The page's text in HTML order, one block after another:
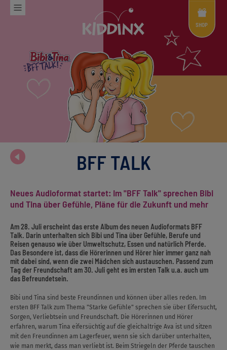
Menü
SHOP
BFF TALK
Neues Audioformat startet: Im "BFF Talk" sprechen Bibi
und Tina über Gefühle, Pläne für die Zukunft und mehr
Am 28. Juli erscheint das erste Album des neuen Audioformats BFF
Talk. Darin unterhalten sich Bibi und Tina über Gefühle, Berufe und
Reisen genauso wie über Umweltschutz, Essen und natürlich Pferde.
Das Besondere ist, dass die Hörerinnen und Hörer hier immer ganz nah
mit dabei sind, wenn die zwei Mädchen sich austauschen. Passend zum
Tag der Freundschaft am 30. Juli geht es im ersten Talk u.a. auch um
das Befreundetsein.
Bibi und Tina sind beste Freundinnen und können über alles reden. Im
ersten BFF Talk zum Thema "Starke Gefühle" sprechen sie über Eifersucht,
Sorgen, Verliebtsein und Freundschaft. Die Hörerinnen und Hörer
erfahren, warum Tina eifersüchtig auf die gleichaltrige Ava ist und sitzen
mit den Freundinnen am Lagerfeuer, wenn sie sich darüber unterhalten,
wie man merkt, dass man verliebt ist. Beim Striegeln der Pferde tauschen